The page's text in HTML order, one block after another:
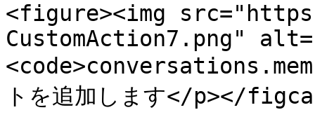
<figure><img
CustomAction7.png"
トを追加します</p></